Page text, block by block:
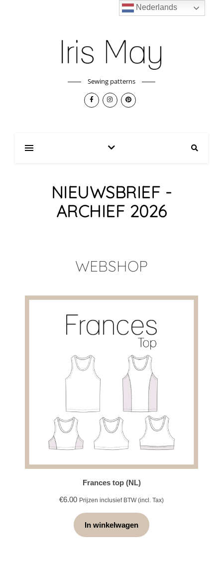
Sewing patterns
NIEUWSBRIEF -
ARCHIEF 2026
WEBSHOP
Frances top (NL)
€6.00 Prijzen inclusief BTW (incl. Tax)
In winkelwagen
Nederlands